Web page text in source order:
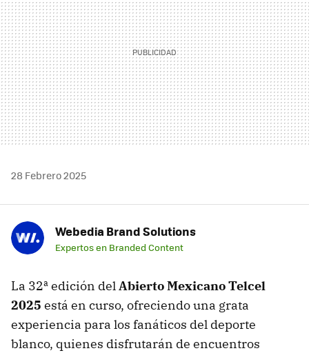
28 Febrero 2025
Webedia Brand Solutions
Expertos en Branded Content
La 32ª edición delAbierto Mexicano Telcel
2025 está en curso, ofreciendo una grata
experiencia para los fanáticos del deporte
blanco, quienes disfrutarán de encuentros